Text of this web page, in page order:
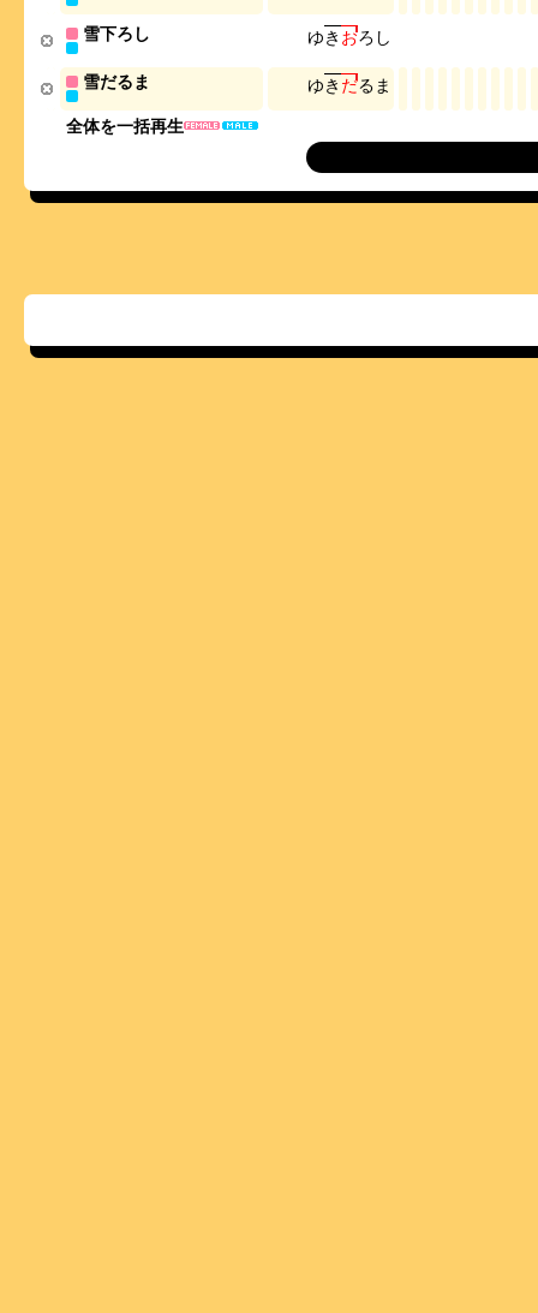
全体を一括再生
雪下ろし ゆき おろ し
雪だるま ゆき だる ま